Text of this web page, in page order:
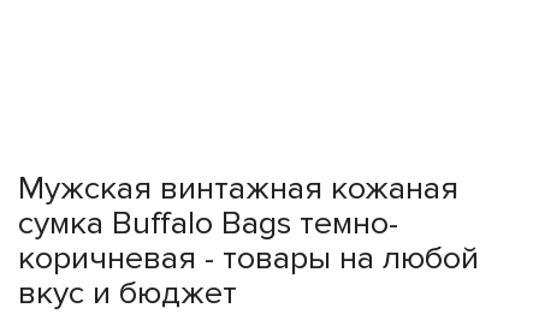
Мужская винтажная кожаная
сумка Buffalo Bags темно-
коричневая - товары на любой
вкус и бюджет